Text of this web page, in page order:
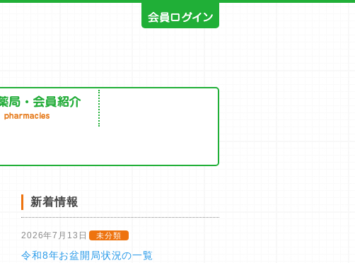
新着情報
2026年7月13日 未分類
令和8年お盆開局状況の一覧